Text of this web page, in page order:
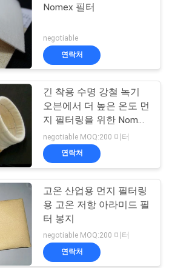
Nomex 필터
negotiable
연락처
긴 착용 수명 강철 녹기
오븐에서 더 높은 온도 먼
지 필터링을 위한 Nomex
필터 가방
negotiable MOQ:200 미터
연락처
고온 산업용 먼지 필터링
용 고온 저항 아라미드 필
터 봉지
negotiable MOQ:200 미터
연락처